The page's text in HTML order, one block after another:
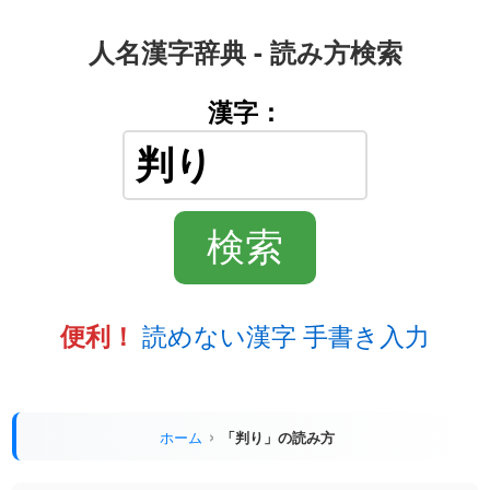
人名漢字辞典 - 読み方検索
漢字：
便利！ 読めない漢字 手書き入力
ホーム 「判り」の読み方